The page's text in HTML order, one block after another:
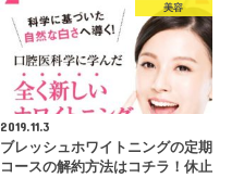
美容
2019.11.3
ブレッシュホワイトニングの定期
コースの解約方法はコチラ！休止